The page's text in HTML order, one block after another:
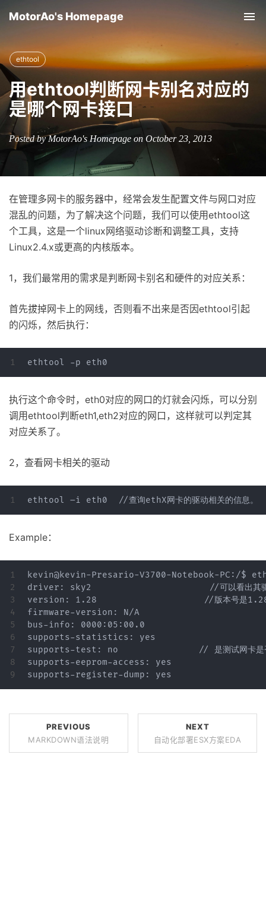
MotorAo's Homepage
ethtool
用ethtool判断网卡别名对应的
是哪个网卡接口
Posted by MotorAo's Homepage on October 23, 2013
在管理多网卡的服务器中，经常会发生配置文件与网口对应
混乱的问题，为了解决这个问题，我们可以使用ethtool这
个工具，这是一个linux网络驱动诊断和调整工具，支持
Linux2.4.x或更高的内核版本。
1，我们最常用的需求是判断网卡别名和硬件的对应关系：
首先拔掉网卡上的网线，否则看不出来是否因ethtool引起
的闪烁，然后执行：
执行这个命令时，eth0对应的网口的灯就会闪烁，可以分别
调用ethtool判断eth1,eth2对应的网口，这样就可以判定其
对应关系了。
2，查看网卡相关的驱动
Example：
1
2
3
4
5
6
7
8
kevin@kevin-Presario-V3700-Notebook-PC:/$
driver: sky2                      //可以看出其驱动
version: 1.28                    //版本号是
firmware-version: N/A
bus-info: 0000:05:00.0
supports-statistics: yes
supports-test: no               // 是测试网卡是否可以
supports-eeprom-access: yes
PREVIOUS
MARKDOWN语法说明
NEXT
自动化部署ESX方案EDA